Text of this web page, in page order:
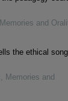
and
the ethical
Memories and